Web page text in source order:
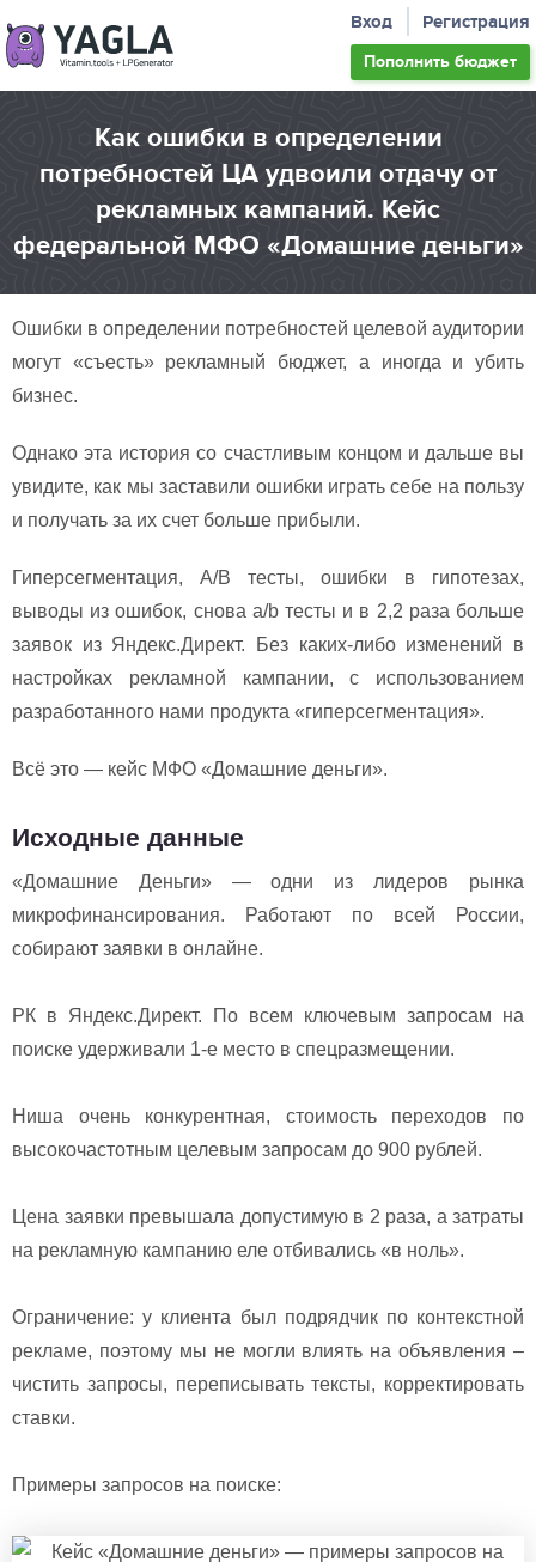
Вход Регистрация
Пополнить бюджет
Как ошибки в определении
потребностей ЦА удвоили отдачу от
рекламных кампаний. Кейс
федеральной МФО «Домашние деньги»
Ошибки в определении потребностей целевой аудитории
могут «съесть» рекламный бюджет, а иногда и убить
бизнес.
Однако эта история со счастливым концом и дальше вы
увидите, как мы заставили ошибки играть себе на пользу
и получать за их счет больше прибыли.
Гиперсегментация, A/B тесты, ошибки в гипотезах,
выводы из ошибок, снова a/b тесты и в 2,2 раза больше
заявок из Яндекс.Директ. Без каких-либо изменений в
настройках рекламной кампании, с использованием
разработанного нами продукта «гиперсегментация».
Всё это — кейс МФО «Домашние деньги».
Исходные данные
«Домашние Деньги» — одни из лидеров рынка
микрофинансирования. Работают по всей России,
собирают заявки в онлайне.
РК в Яндекс.Директ. По всем ключевым запросам на
поиске удерживали 1-е место в спецразмещении.
Ниша очень конкурентная, стоимость переходов по
высокочастотным целевым запросам до 900 рублей.
Цена заявки превышала допустимую в 2 раза, а затраты
на рекламную кампанию еле отбивались «в ноль».
Ограничение: у клиента был подрядчик по контекстной
рекламе, поэтому мы не могли влиять на объявления –
чистить запросы, переписывать тексты, корректировать
ставки.
Примеры запросов на поиске: